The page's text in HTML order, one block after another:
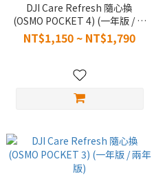
DJI Care Refresh 隨心換
(OSMO POCKET 4) (一年版 / 兩
年版) #DT00048324
#DT00048327
NT$1,150 ~ NT$1,790